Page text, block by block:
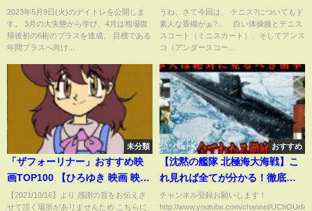
2023年5月9日(火)のデイトレを公開しま
す。 3月の大失態から学び、4月は相場復
帰後初の6桁のプラスを達成。 目標である
年間プラスへ向け...
うね、さて今回は、 テニス?についてもド
素人な香織がぁ?... 白い体操服とテニス
スコート（ミニスカート）、そしてアンス
コ（アンダースコー...
未分類
「ザフォーリナー」おすすめ映
画TOP100 【ひろゆき 映画 映画
紹介 面白い】ザフォーリナー復
【2021/10/16】より 感謝の旨をお伝えさ
せて頂く場所がありませんため こちらに
おすすめ
【沈黙の艦隊 北極海大海戦】こ
れ見れば全てが分かる！徹底解
説【ネタバレ注意】／いい点・
チャンネル登録お願いします！
http://www.youtube.com/channel/